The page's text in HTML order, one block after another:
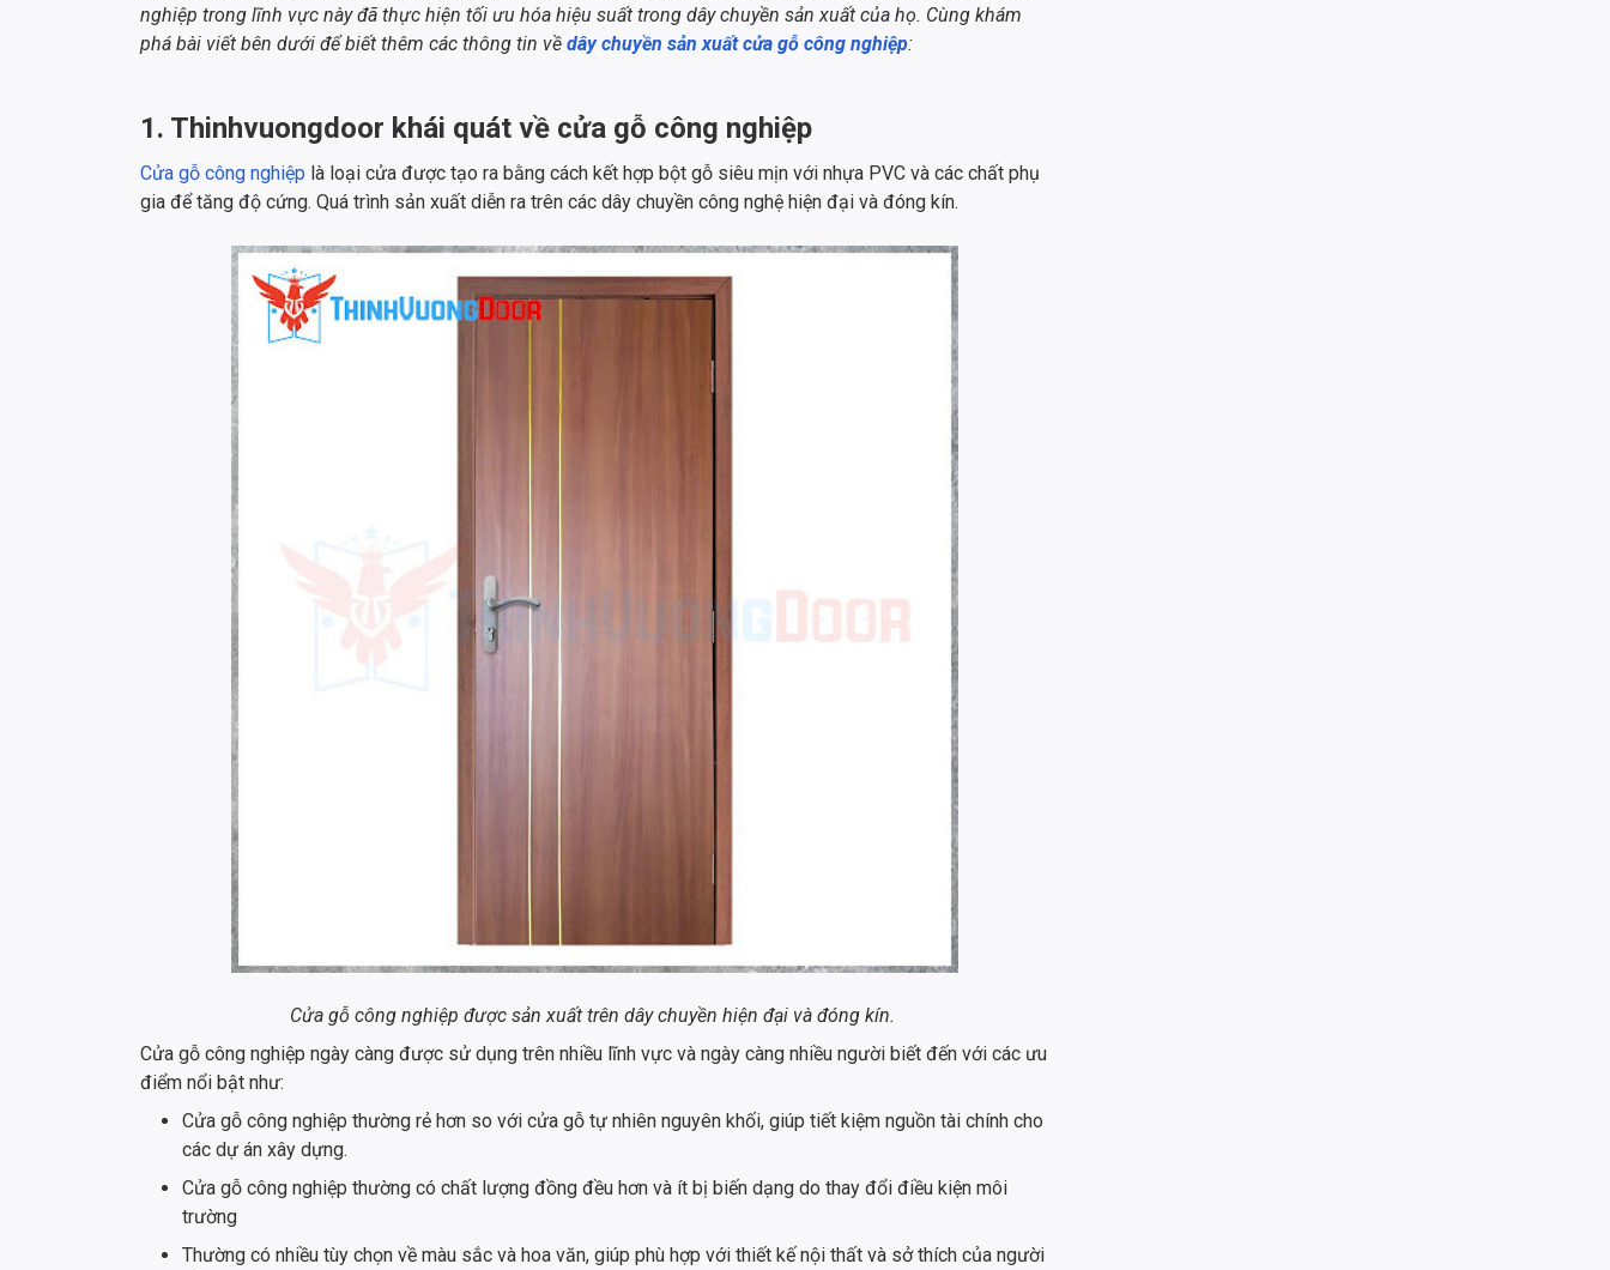
nghiệp trong lĩnh vực này đã thực hiện tối ưu hóa hiệu suất trong dây chuyền sản xuất của họ. Cùng khám
phá bài viết bên dưới để biết thêm các thông tin về dây chuyền sản xuất cửa gỗ công nghiệp:
1. Thinhvuongdoor khái quát về cửa gỗ công nghiệp
Cửa gỗ công nghiệp là loại cửa được tạo ra bằng cách kết hợp bột gỗ siêu mịn với nhựa PVC và các chất phụ
gia để tăng độ cứng. Quá trình sản xuất diễn ra trên các dây chuyền công nghệ hiện đại và đóng kín.
Cửa gỗ công nghiệp được sản xuất trên dây chuyền hiện đại và đóng kín.
Cửa gỗ công nghiệp ngày càng được sử dụng trên nhiều lĩnh vực và ngày càng nhiều người biết đến với các ưu
điểm nổi bật như:
Cửa gỗ công nghiệp thường rẻ hơn so với cửa gỗ tự nhiên nguyên khối, giúp tiết kiệm nguồn tài chính cho
các dự án xây dựng.
Cửa gỗ công nghiệp thường có chất lượng đồng đều hơn và ít bị biến dạng do thay đổi điều kiện môi
trường
Thường có nhiều tùy chọn về màu sắc và hoa văn, giúp phù hợp với thiết kế nội thất và sở thích của người